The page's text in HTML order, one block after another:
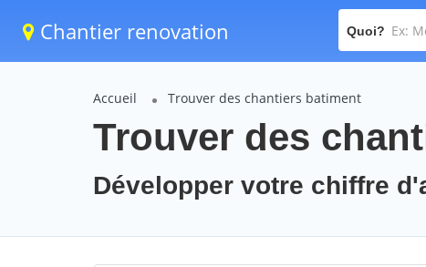
Chantier renovation Quoi?
Accueil Trouver des chantiers batiment
Trouver des
Développer votre chiffre